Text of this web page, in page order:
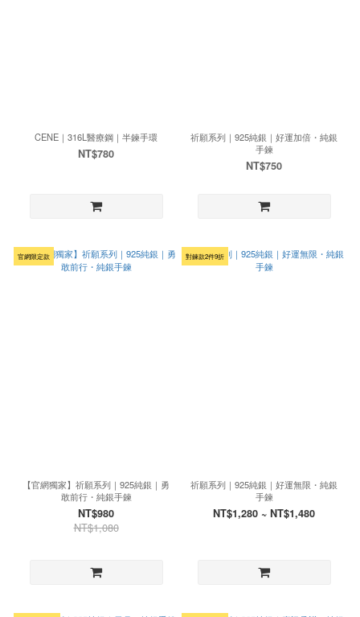
CENE｜316L醫療鋼｜半鍊手環
NT$780
祈願系列｜925純銀｜好運加倍・純銀
手鍊
NT$750
官網限定款
【官網獨家】祈願系列｜925純銀｜勇
敢前行・純銀手鍊
NT$980
NT$1,080
對鍊款2件9折
祈願系列｜925純銀｜好運無限・純銀
手鍊
NT$1,280 ~ NT$1,480